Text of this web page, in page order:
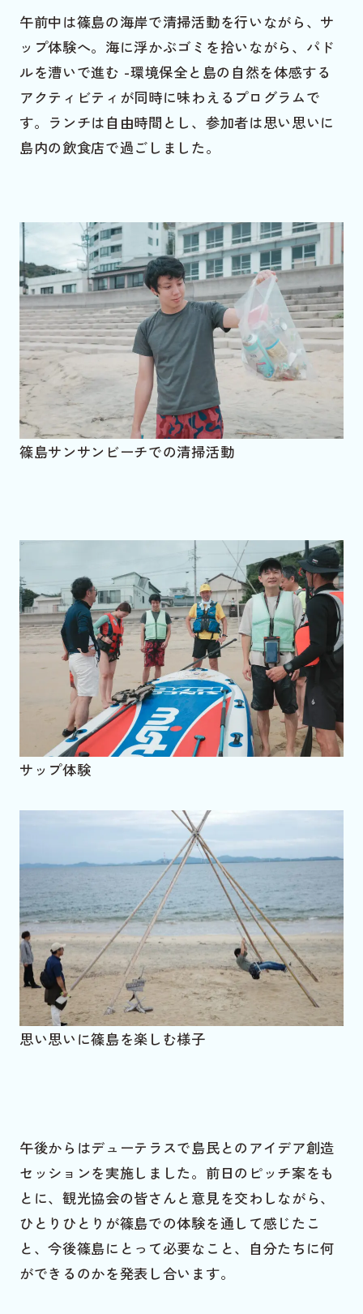
午前中は篠島の海岸で清掃活動を行いながら、サ
ップ体験へ。海に浮かぶゴミを拾いながら、パド
ルを漕いで進む -環境保全と島の自然を体感する
アクティビティが同時に味わえるプログラムで
す。ランチは自由時間とし、参加者は思い思いに
島内の飲食店で過ごしました。
篠島サンサンビーチでの清掃活動
サップ体験
思い思いに篠島を楽しむ様子
午後からはデューテラスで島民とのアイデア創造
セッションを実施しました。前日のピッチ案をも
とに、観光協会の皆さんと意見を交わしながら、
ひとりひとりが篠島での体験を通して感じたこ
と、今後篠島にとって必要なこと、自分たちに何
ができるのかを発表し合います。